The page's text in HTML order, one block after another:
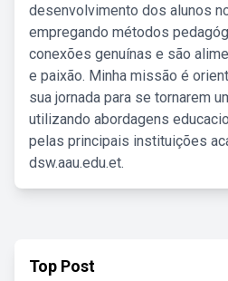
desenvolvimento dos alunos
empregando métodos
conexões genuínas e são
e paixão. Minha missão é
sua jornada para se tornarem
utilizando abordagens
pelas principais instituições
dsw.aau.edu.et.
Top Post